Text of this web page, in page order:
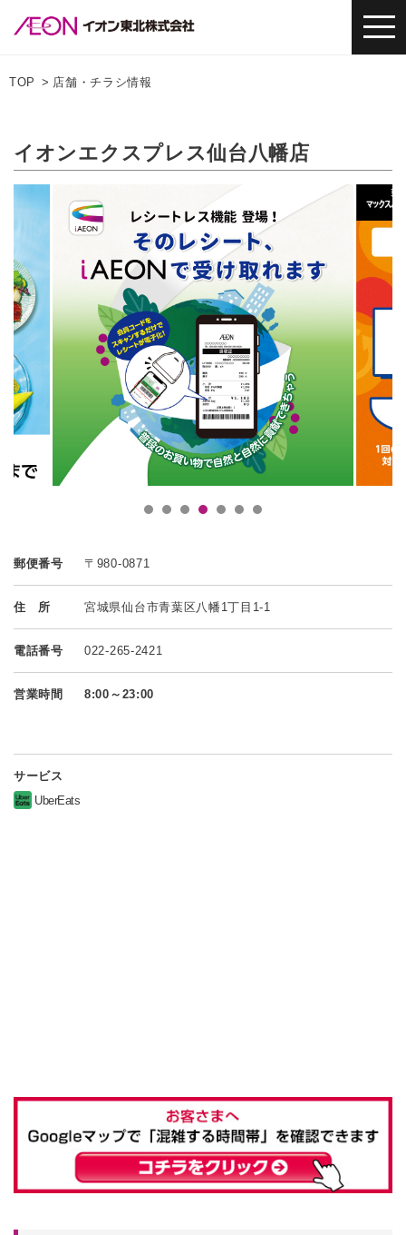
TOP 店舗・チラシ情報
イオンエクスプレス仙台八幡店
郵便番号 〒980-0871
住 所 宮城県仙台市青葉区八幡1丁目1-1
電話番号 022-265-2421
営業時間 8:00～23:00
サービス
UberEats